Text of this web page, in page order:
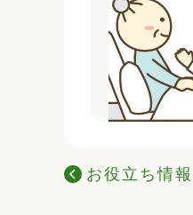
お役立ち情